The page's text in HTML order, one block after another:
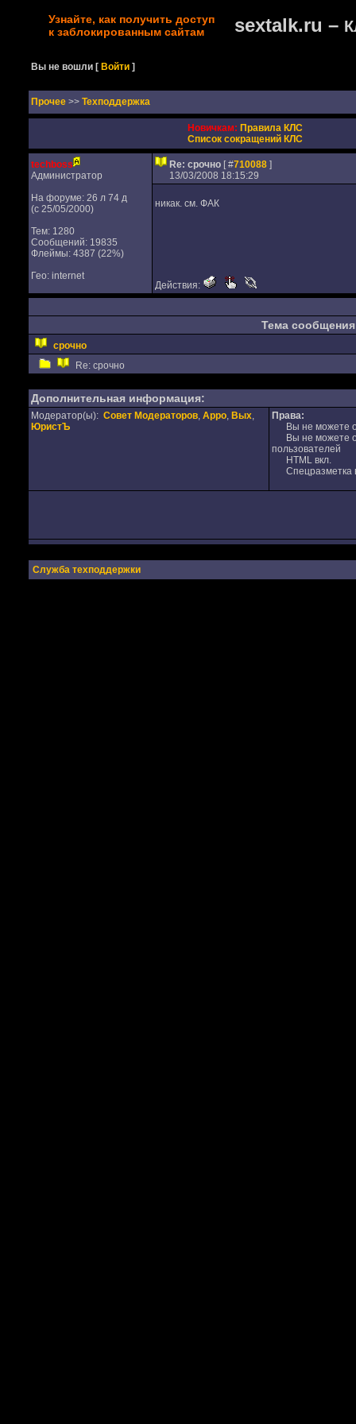
Узнайте, как получить доступ
к заблокированным сайтам
sextalk.ru –
Вы не вошли [Войти ]
Прочее >> Техподдержка
Новичкам: Правила КЛС
Список сокращений КЛС
techboss
Администратор
На форуме: 26 л 74 д
(с 25/05/2000)
Тем: 1280
Сообщений: 19835
Флеймы: 4387 (22%)
Гео: internet
Re: срочно [ #710088]
13/03/2008 18:15:29
никак. см. ФАК
Действия:
Тема сообщения
срочно
Re: срочно
Дополнительная информация:
Модератор(ы): Совет Модераторов, Appo, Вых,
ЮристЪ
Права:
Вы не можете
Вы не можете
пользователей
HTML вкл.
Спецразметка
Служба техподдержки